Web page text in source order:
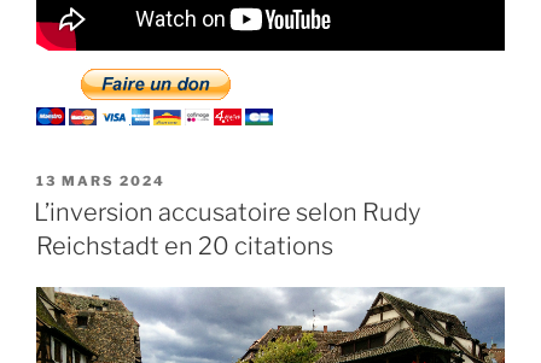
PUBLIÉ
LE
13 MARS 2024
L’inversion accusatoire selon Rudy
Reichstadt en 20 citations